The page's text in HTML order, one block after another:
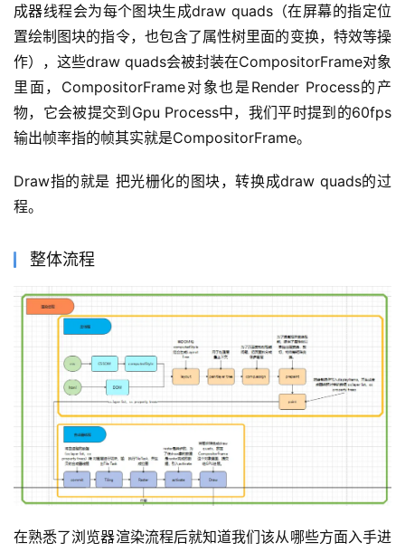
成器线程会为每个图块生成draw quads（在屏幕的指定位
置绘制图块的指令，也包含了属性树里面的变换，特效等操
作），这些draw quads会被封装在CompositorFrame对象
里面，CompositorFrame对象也是Render Process的产
物，它会被提交到Gpu Process中，我们平时提到的60fps
输出帧率指的帧其实就是CompositorFrame。
Draw指的就是 把光栅化的图块，转换成draw quads的过
程。
整体流程
在熟悉了浏览器渲染流程后就知道我们该从哪些方面入手进